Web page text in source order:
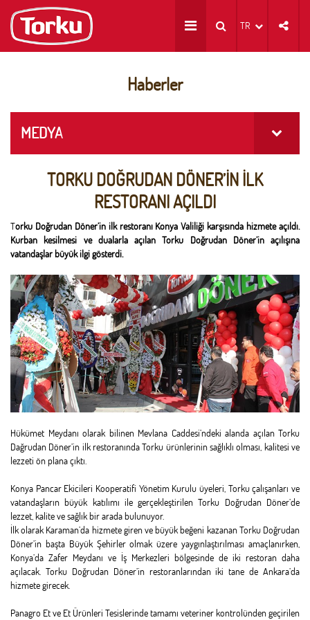
TR
Haberler
MEDYA
TORKU DOĞRUDAN DÖNER’İN İLK
RESTORANI AÇILDI
Torku Doğrudan Döner’in ilk restoranı Konya Valiliği karşısında hizmete açıldı.
Kurban kesilmesi ve dualarla açılan Torku Doğrudan Döner’in açılışına
vatandaşlar büyük ilgi gösterdi.
Hükümet Meydanı olarak bilinen Mevlana Caddesi’ndeki alanda açılan Torku
Dağrudan Döner’in ilk restoranında Torku ürünlerinin sağlıklı olması, kalitesi ve
lezzeti ön plana çıktı.
Konya Pancar Ekicileri Kooperatifi Yönetim Kurulu üyeleri, Torku çalışanları ve
vatandaşların büyük katılımı ile gerçekleştirilen Torku Doğrudan Döner’de
lezzet, kalite ve sağlık bir arada bulunuyor.
İlk olarak Karaman’da hizmete giren ve büyük beğeni kazanan Torku Doğrudan
Döner’in başta Büyük Şehirler olmak üzere yaygınlaştırılması amaçlanırken,
Konya’da Zafer Meydanı ve İş Merkezleri bölgesinde de iki restoran daha
açılacak. Torku Doğrudan Döner’in restoranlarından iki tane de Ankara’da
hizmete girecek.
Panagro Et ve Et Ürünleri Tesislerinde tamamı veteriner kontrolünden geçirilen